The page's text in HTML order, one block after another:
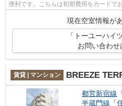
便利です。こちらは初期費用をカードで
現在空室情報が
「トーユーハイ
お問い合わせ
賃貸 | マンション BREEZE
都営新宿線
半蔵門線 「